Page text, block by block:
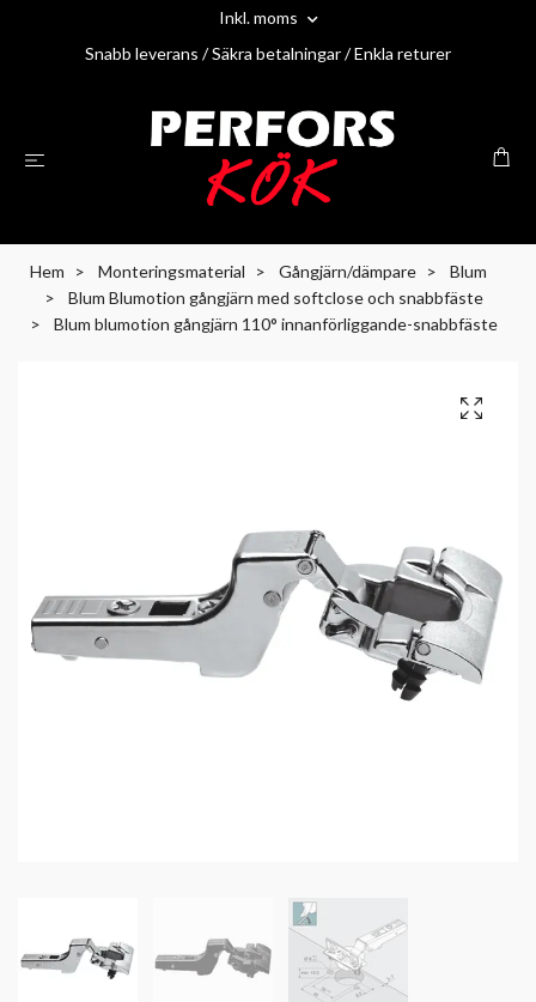
Inkl. moms
Snabb leverans / Säkra betalningar / Enkla returer
Hem Monteringsmaterial Gångjärn/dämpare
Blum
Blum Blumotion gångjärn med softclose och snabbfäste
Blum blumotion gångjärn 110° innanförliggande-snabbfäste